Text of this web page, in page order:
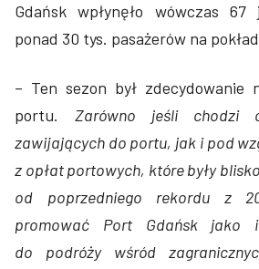
Gdańsk wpłynęło wówczas
ponad 30 tys. pasażerów na
– Ten sezon był zdecydowanie
portu. Zarówno jeśli chodzi
zawijających do portu, jak i pod
z opłat portowych, które były
od poprzedniego rekordu z
promować Port Gdańsk jako
do podróży wśród